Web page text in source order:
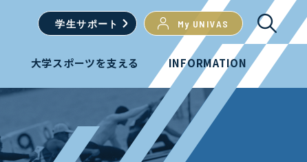
学生サポート My UNIVAS
大学スポーツを支える INFORMATION